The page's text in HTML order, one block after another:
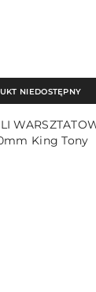
King Tony
NIEDOSTĘPNY